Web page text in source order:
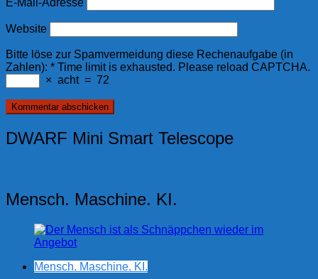
E-Mail-Adresse
Website
Bitte löse zur Spamvermeidung diese Rechenaufgabe (in
Zahlen): * Time limit is exhausted. Please reload CAPTCHA.
× acht = 72
DWARF Mini Smart Telescope
Mensch. Maschine. KI.
Mensch. Maschine. KI.